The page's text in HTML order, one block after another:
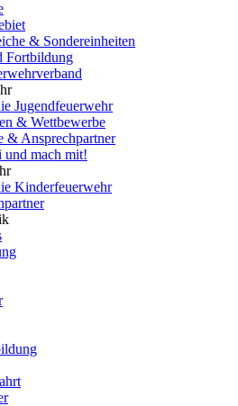
& Sondereinheiten
Fortbildung
Jugendfeuerwehr
& Wettbewerbe
& Ansprechpartner
und mach mit!
Kinderfeuerwehr